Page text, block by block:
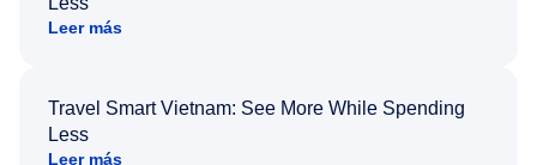
Leer más
Travel Smart Vietnam: See More While Spending
Less
Leer más